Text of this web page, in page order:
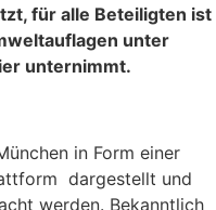
für alle Beteiligten ist
unter
unternimmt.
in Form einer
dargestellt und
werden. Bekanntlich